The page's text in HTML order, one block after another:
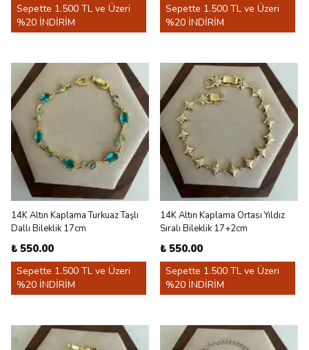
Sepette 1.500 TL ve Üzeri
%20 İNDİRİM
Sepette 1.500 TL ve Üzeri
%20 İNDİRİM
14K Altın Kaplama Turkuaz Taşlı
Dallı Bileklik 17cm
₺ 550.00
Sepette 1.500 TL ve Üzeri
%20 İNDİRİM
14K Altın Kaplama Ortası Yıldız
Sıralı Bileklik 17+2cm
₺ 550.00
Sepette 1.500 TL ve Üzeri
%20 İNDİRİM